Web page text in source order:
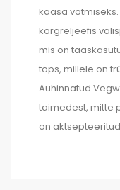
kaasa
kõrgreljeefis
mis on
tops, millele on
Auhinnatud
taimedest, mitte
on